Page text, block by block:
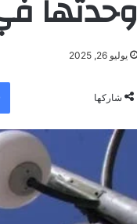
وحدتها
يوليو 26, 2025
شاركها